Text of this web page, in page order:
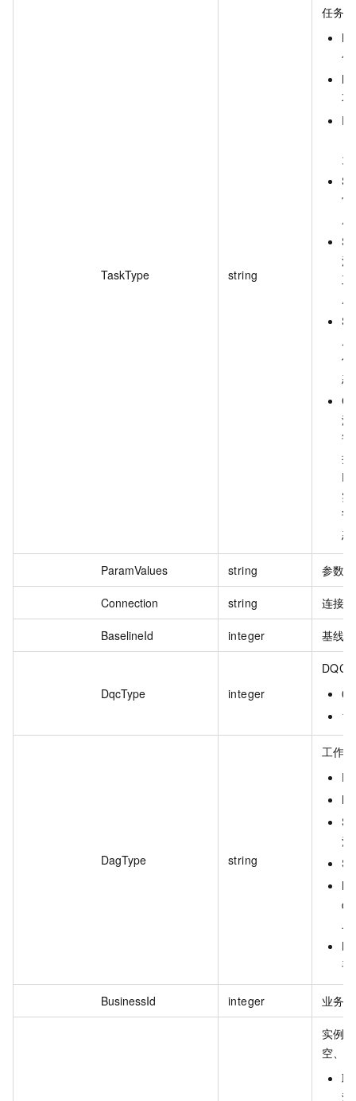
TaskType string
任务
任
不
常
流
但
游
该
接
该
ParamValues string 参数
Connection string 连接
BaselineId integer 基线
DqcType integer
DQC
0
1
DagType string
工作
流
手
BusinessId integer 业务
实例
空、
取
没